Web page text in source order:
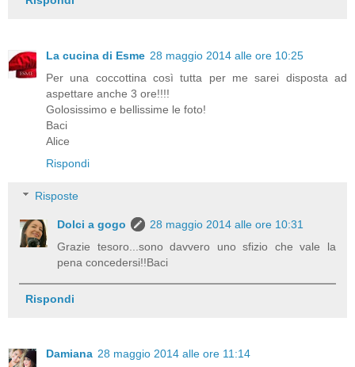
La cucina di Esme 28 maggio 2014 alle ore 10:25
Per una coccottina così tutta per me sarei disposta ad
aspettare anche 3 ore!!!!
Golosissimo e bellissime le foto!
Baci
Alice
Rispondi
Risposte
Dolci a gogo
28 maggio 2014 alle ore 10:31
Grazie tesoro...sono davvero uno sfizio che vale la
pena concedersi!!Baci
Rispondi
Damiana 28 maggio 2014 alle ore 11:14